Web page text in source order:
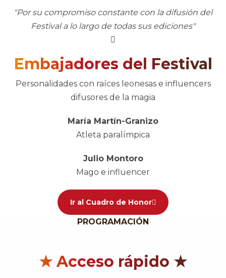
"Por su compromiso constante con la difusión del
Festival a lo largo de todas sus ediciones"
Embajadores del Festival
Personalidades con raíces leonesas e influencers
difusores de la magia
María Martín-Granizo
Atleta paralímpica
Julio Montoro
Mago e influencer
Ir al Cuadro de Honor
PROGRAMACIÓN
★ Acceso rápido ★